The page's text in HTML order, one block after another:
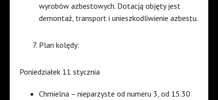
wyrobów azbestowych. Dotacją objęty jest
demontaż, transport i unieszkodliwienie azbestu.
Plan kolędy:
Poniedziałek 11 stycznia
Chmielna – nieparzyste od numeru 3, od 15.30